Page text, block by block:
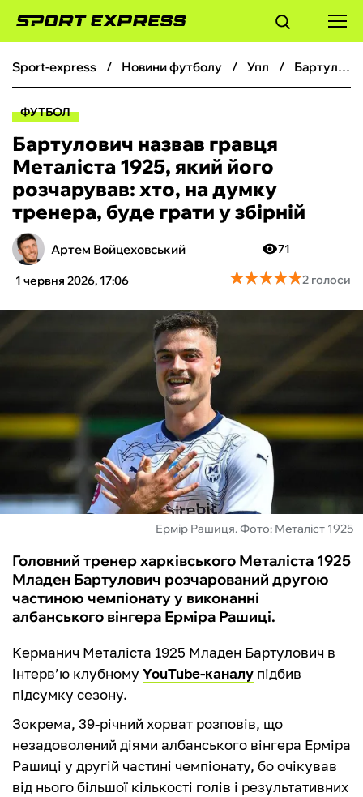
ФУТБОЛ
БОКС
ХОКЕЙ
ТЕНІС
КІБЕРСПОРТ
ІНШІ
БУКМЕКЕРИ
sport-express новини футболу упл Бартулович назвав гравця Металіста 1925, який його розчарував: хто, на думку тренера, буде грати у збірній
ФУТБОЛ
Бартулович назвав гравця
Металіста 1925, який його
розчарував: хто, на думку
тренера, буде грати у збірній
Артем Войцеховський
1 червня 2026, 17:06
71
★★★★★
★★★★★2 голоси
Ермір Рашиця. Фото: Металіст 1925
Головний тренер харківського Металіста 1925
Младен Бартулович розчарований другою
частиною чемпіонату у виконанні
албанського вінгера Ерміра Рашиці.
Керманич Металіста 1925 Младен Бартулович в
інтерв’ю клубному YouTube-каналу підбив
підсумку сезону.
Зокрема, 39-річний хорват розповів, що
незадоволений діями албанського вінгера Ерміра
Рашиці у другій частині чемпіонату, бо очікував
від нього більшої кількості голів і результативних